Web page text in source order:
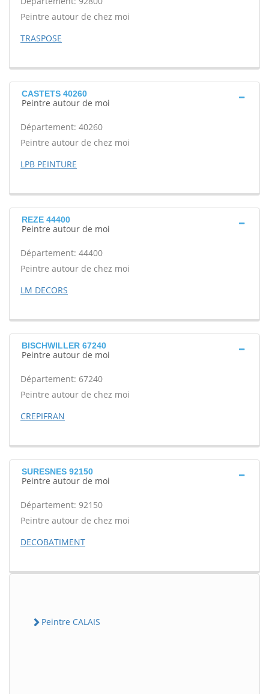
Peintre autour de chez moi
TRASPOSE
CASTETS 40260
Peintre autour de moi
Département: 40260
Peintre autour de chez moi
LPB PEINTURE
REZE 44400
Peintre autour de moi
Département: 44400
Peintre autour de chez moi
LM DECORS
BISCHWILLER 67240
Peintre autour de moi
Département: 67240
Peintre autour de chez moi
CREPIFRAN
SURESNES 92150
Peintre autour de moi
Département: 92150
Peintre autour de chez moi
DECOBATIMENT
Peintre CALAIS